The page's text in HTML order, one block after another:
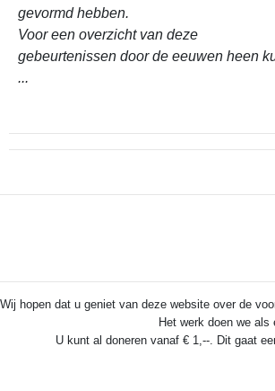
gevormd hebben.
Voor een overzicht van deze
gebeurtenissen door de eeuwen heen
...
Wij hopen dat u geniet van deze website over de
Het werk doen we
U kunt al doneren vanaf € 1,--. Dit gaat